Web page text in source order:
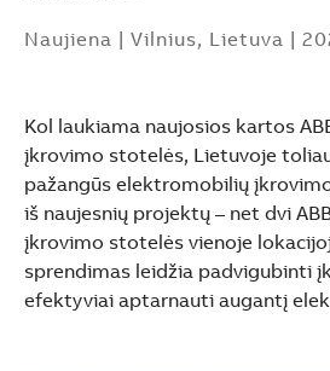
Naujiena | Vilnius, Lietuva |
Kol laukiama naujosios kartos
įkrovimo stotelės, Lietuvoje
pažangūs elektromobilių
iš naujesnių projektų – net dvi
įkrovimo stotelės vienoje
sprendimas leidžia padvigubinti
efektyviai aptarnauti augantį